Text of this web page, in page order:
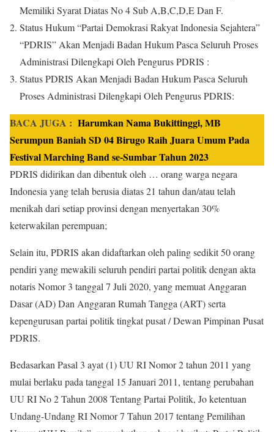
Memiliki Syarat Diatas No 4 Sub A,B,C,D,E Dan F.
Status Hukum “Partai Demokrasi Rakyat Indonesia Sejahtera”
“PDRIS” Akan Menjadi Badan Hukum Pasca Seluruh Proses
Administrasi Dilengkapi Oleh Pengurus PDRIS :
Status PDRIS Akan Menjadi Badan Hukum Pasca Seluruh
Proses Administrasi Dilengkapi Oleh Pengurus PDRIS:
BACA JUGA : Harumkan Nama Bukittinggi, MB
Serumpun Baniah SD 04 Birugo Raih Juara Umum Pada
Festival Marching Band se-Sumbar Tahun 2023
PDRIS didirikan dan dibentuk oleh … orang warga negara
Indonesia yang telah berusia diatas 21 tahun dan/atau telah
menikah dari setiap provinsi dengan menyertakan 30%
keterwakilan perempuan;
Selain itu, PDRIS akan didaftarkan oleh paling sedikit 50 orang
pendiri yang mewakili seluruh pendiri partai politik dengan akta
notaris Nomor 3 tanggal 7 Juli 2020, yang memuat Anggaran
Dasar (AD) Dan Anggaran Rumah Tangga (ART) serta
kepengurusan partai politik tingkat pusat / Dewan Pimpinan Pusat
PDRIS.
Bedasarkan Pasal 3 ayat (1) UU RI Nomor 2 tahun 2011 yang
mulai berlaku pada tanggal 15 Januari 2011, tentang perubahan
UU RI No 2 Tahun 2008 Tentang Partai Politik, Jo ketentuan
Undang-Undang RI Nomor 7 Tahun 2017 tentang Pemilihan